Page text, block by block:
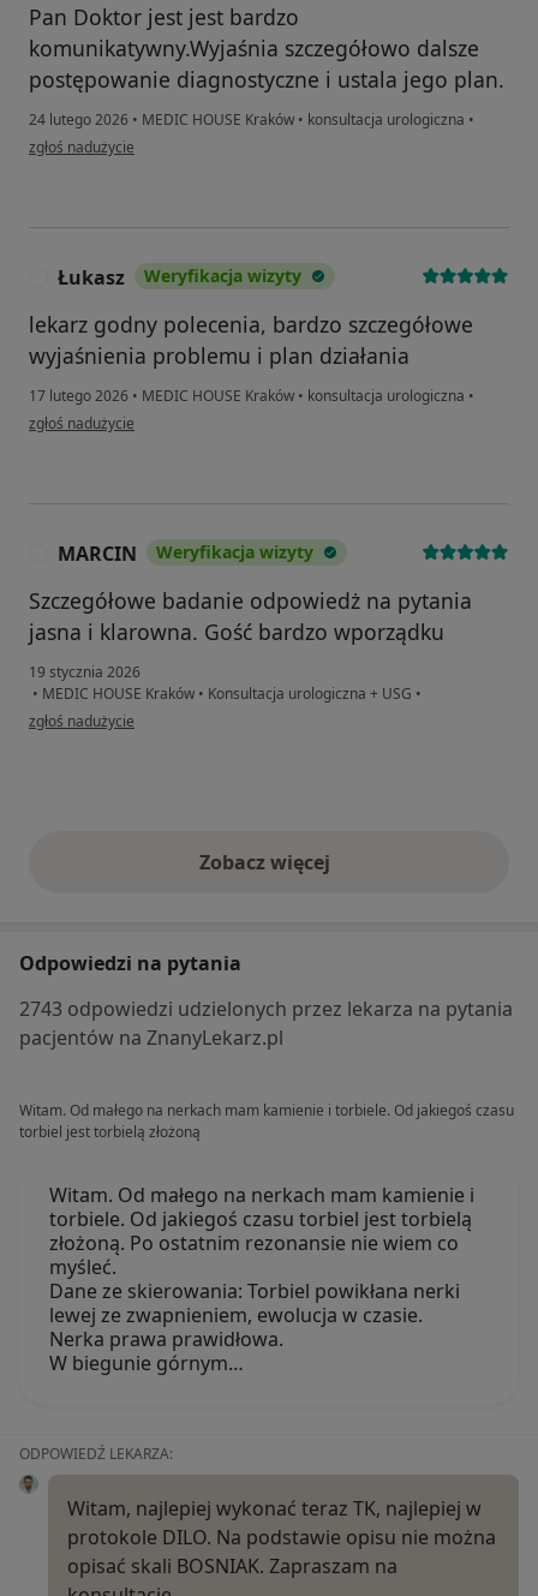
Pan Doktor jest jest bardzo
komunikatywny.Wyjaśnia szczegółowo dalsze
postępowanie diagnostyczne i ustala jego plan.
24 lutego 2026 • MEDIC HOUSE Kraków • konsultacja urologiczna •
w opinii użytkownika I.Ch.
zgłoś nadużycie
Łukasz Weryfikacja wizyty
lekarz godny polecenia, bardzo szczegółowe
wyjaśnienia problemu i plan działania
17 lutego 2026 • MEDIC HOUSE Kraków • konsultacja urologiczna •
w opinii użytkownika Łukasz
zgłoś nadużycie
MARCIN Weryfikacja wizyty
Szczegółowe badanie odpowiedż na pytania
jasna i klarowna. Gość bardzo wporządku
19 stycznia 2026
• MEDIC HOUSE Kraków • Konsultacja urologiczna + USG •
w opinii użytkownika MARCIN
zgłoś nadużycie
Zobacz więcejopinie powyżej
Odpowiedzi na pytania
2743 odpowiedzi udzielonych przez lekarza na pytania
pacjentów na ZnanyLekarz.pl
Witam. Od małego na nerkach mam kamienie i torbiele. Od jakiegoś czasu
torbiel jest torbielą złożoną
Witam. Od małego na nerkach mam kamienie i
torbiele. Od jakiegoś czasu torbiel jest torbielą
złożoną. Po ostatnim rezonansie nie wiem co
myśleć.
Dane ze skierowania: Torbiel powikłana nerki
lewej ze zwapnieniem, ewolucja w czasie.
Nerka prawa prawidłowa.
W biegunie górnym…
ODPOWIEDŹ LEKARZA:
Witam, najlepiej wykonać teraz TK, najlepiej w
protokole DILO. Na podstawie opisu nie można
opisać skali BOSNIAK. Zapraszam na